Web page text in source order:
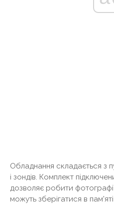
Обладнання складається з
і зондів. Комплект
дозволяє робити
можуть зберігатися в